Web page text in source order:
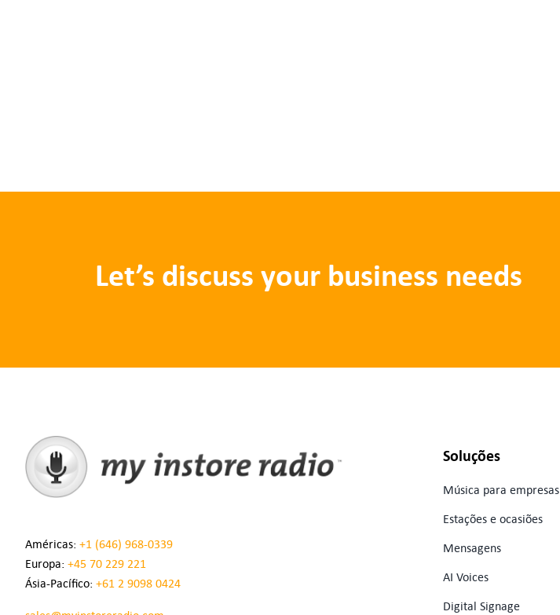
Let’s discuss your business needs
Américas: +1 (646) 968-0339
Europa: +45 70 229 221
Ásia-Pacífico: +61 2 9098 0424
Soluções
Música para empresas
Estações e ocasiões
Mensagens
AI Voices
Digital Signage